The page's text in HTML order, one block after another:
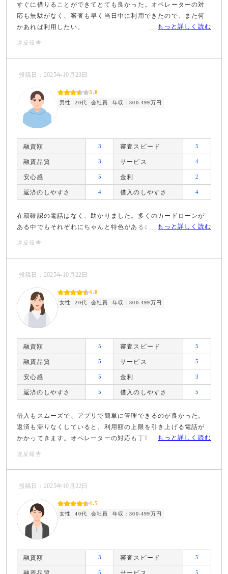
すぐに借りることができてとても良かった。オペレーターの対
応も無駄がなく、審査も早く当日中に利用できたので、また何
かあれば利用したい。
もっと詳しく読む
違反報告
投稿日：2025年10月23日
3.8
男性 20代 会社員 年収：300-499万円
融資額 3 審査スピード 5
融資品質 3 サービス 4
安心感 5 金利 2
返済のしやすさ 4 借入のしやすさ 4
在籍確認の電話はなく、助かりました。多くのカードローンが
ある中でもそれぞれにちゃんと特色があるのも意外でした。
もっと詳しく読む
違反報告
投稿日：2025年10月22日
4.8
女性 20代 会社員 年収：300-499万円
融資額 5 審査スピード 5
融資品質 5 サービス 5
安心感 5 金利 3
返済のしやすさ 5 借入のしやすさ 5
借入もスムーズで、アプリで簡単に管理できるのが良かった。
返済も滞りなくしていると、利用額の上限を引き上げる電話が
かかってきます。オペレーターの対応も丁寧でした。もっと詳しく読む
違反報告
投稿日：2025年10月22日
4.5
女性 40代 会社員 年収：300-499万円
融資額 3 審査スピード 5
5 5